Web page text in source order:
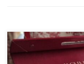
Cuca y Jesús